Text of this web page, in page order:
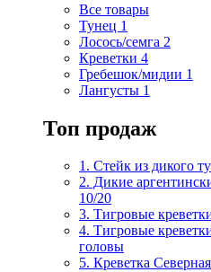
Все товары
Тунец 1
Лосось/семга 2
Креветки 4
Гребешок/мидии 1
Лангусты 1
Топ продаж
1. Стейк из дикого
2. Дикие
10/20
3. Тигровые
4. Тигровые
головы
5. Креветка Cеверная